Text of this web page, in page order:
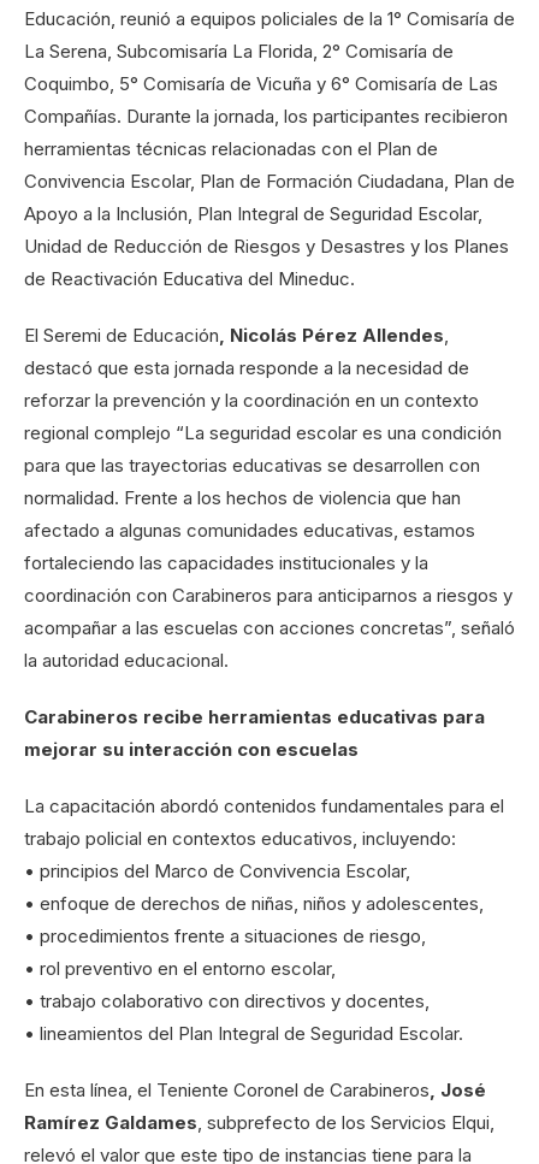
Educación, reunió a equipos policiales de la 1° Comisaría de
La Serena, Subcomisaría La Florida, 2° Comisaría de
Coquimbo, 5° Comisaría de Vicuña y 6° Comisaría de Las
Compañías. Durante la jornada, los participantes recibieron
herramientas técnicas relacionadas con el Plan de
Convivencia Escolar, Plan de Formación Ciudadana, Plan de
Apoyo a la Inclusión, Plan Integral de Seguridad Escolar,
Unidad de Reducción de Riesgos y Desastres y los Planes
de Reactivación Educativa del Mineduc.
El Seremi de Educación, Nicolás Pérez Allendes,
destacó que esta jornada responde a la necesidad de
reforzar la prevención y la coordinación en un contexto
regional complejo “La seguridad escolar es una condición
para que las trayectorias educativas se desarrollen con
normalidad. Frente a los hechos de violencia que han
afectado a algunas comunidades educativas, estamos
fortaleciendo las capacidades institucionales y la
coordinación con Carabineros para anticiparnos a riesgos y
acompañar a las escuelas con acciones concretas”, señaló
la autoridad educacional.
Carabineros recibe herramientas educativas para
mejorar su interacción con escuelas
La capacitación abordó contenidos fundamentales para el
trabajo policial en contextos educativos, incluyendo:
• principios del Marco de Convivencia Escolar,
• enfoque de derechos de niñas, niños y adolescentes,
• procedimientos frente a situaciones de riesgo,
• rol preventivo en el entorno escolar,
• trabajo colaborativo con directivos y docentes,
• lineamientos del Plan Integral de Seguridad Escolar.
En esta línea, el Teniente Coronel de Carabineros, José
Ramírez Galdames, subprefecto de los Servicios Elqui,
relevó el valor que este tipo de instancias tiene para la